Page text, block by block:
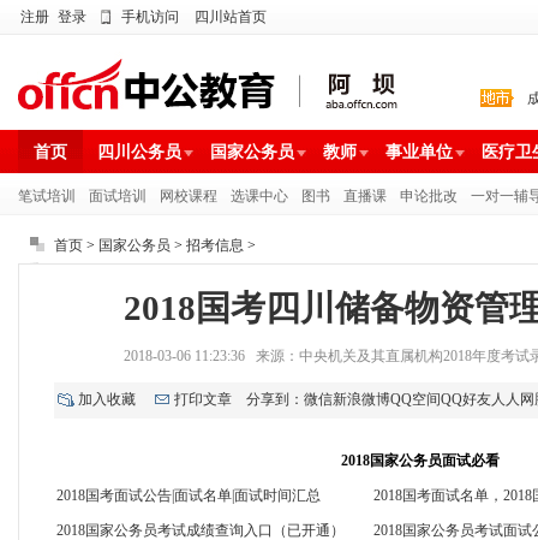
注册 登录 手机访问 四川站首页
首页 四川公务员 国家公务员 教师 事业单位 医疗卫
笔试培训 面试培训 网校课程 选课中心 图书 直播课 申论批改 一对一辅
首页 > 国家公务员 > 招考信息 >
2018国考四川储备物资管
2018-03-06 11:23:36 来源：中央机关及其直属机构2018年度考
加入收藏 打印文章 分享到： 微信新浪微博QQ空间QQ好友人人网
2018国家公务员面试必看
2018国考面试公告|面试名单|面试时间汇总 2018国考面试名单，
2018国家公务员考试成绩查询入口（已开通） 2018国家公务员考试面